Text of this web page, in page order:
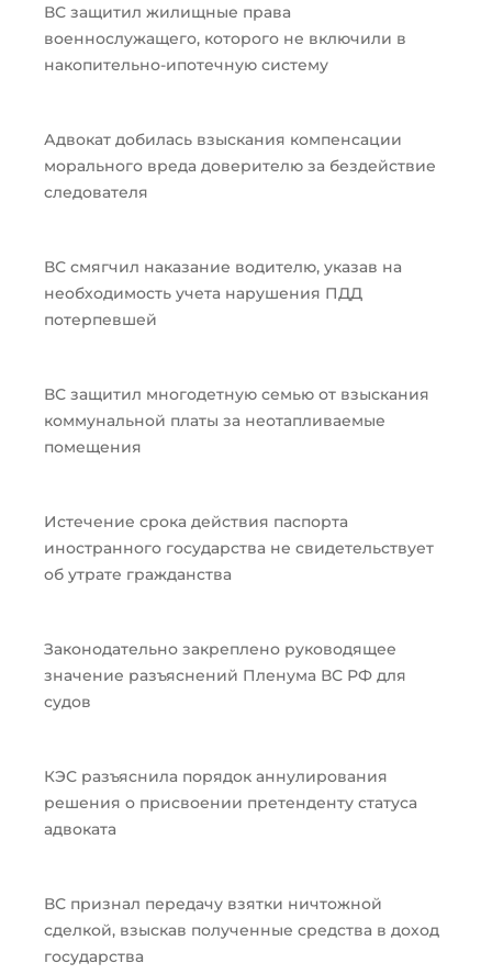
ВС защитил жилищные права
военнослужащего, которого не включили в
накопительно-ипотечную систему
Адвокат добилась взыскания компенсации
морального вреда доверителю за бездействие
следователя
ВС смягчил наказание водителю, указав на
необходимость учета нарушения ПДД
потерпевшей
ВС защитил многодетную семью от взыскания
коммунальной платы за неотапливаемые
помещения
Истечение срока действия паспорта
иностранного государства не свидетельствует
об утрате гражданства
Законодательно закреплено руководящее
значение разъяснений Пленума ВС РФ для
судов
КЭС разъяснила порядок аннулирования
решения о присвоении претенденту статуса
адвоката
ВС признал передачу взятки ничтожной
сделкой, взыскав полученные средства в доход
государства